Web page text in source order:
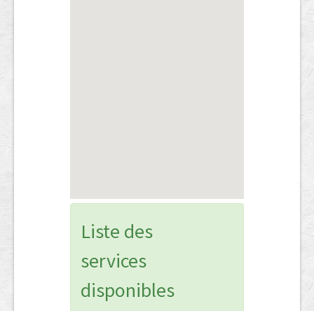
Liste des
services
disponibles